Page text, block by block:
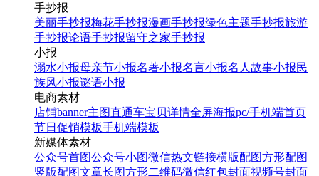
手抄报
美丽手抄报梅花手抄报漫画手抄报绿色主题手抄报旅游
手抄报论语手抄报留守之家手抄报
小报
溺水小报母亲节小报名著小报名言小报名人故事小报民
族风小报谜语小报
电商素材
店铺banner主图直通车宝贝详情全屏海报pc/手机端首页
节日促销模板手机端模板
新媒体素材
公众号首图公众号小图微信热文链接横版配图方形配图
竖版配图文章长图方形二维码微信红包封面视频号封面